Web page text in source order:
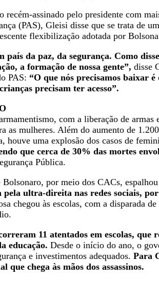
recém-assinado pelo presidente com
(PAS), Gleisi disse que se trata de
flexibilização adotada por
país da paz, da segurança. Como
a formação de nossa gente”, disse
PAS: “O que nós precisamos baixar
precisam ter acesso”.
com a liberação de
as mulheres. Além do aumento de
houve uma explosão dos casos de
que cerca de 30% das mortes
Pública.
por meio dos CACs,
pela ultra-direita nas redes sociais,
chegou às escolas, com a disparada
11 atentados em escolas,
educação. Desde o início do ano, o
e investimentos adequados. Para
que chega às mãos dos assassinos.